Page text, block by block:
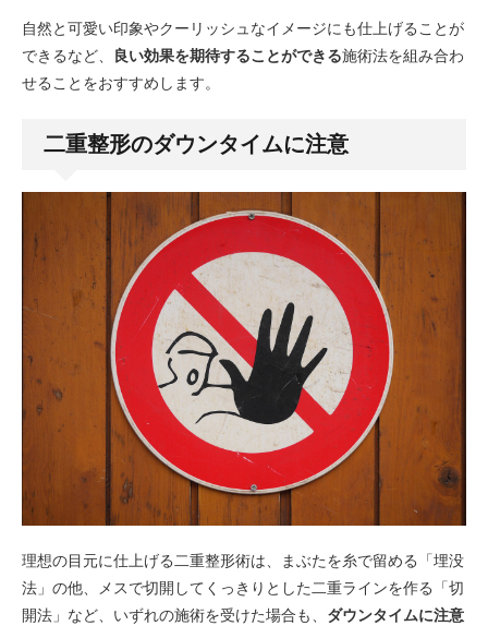
自然と可愛い印象やクーリッシュなイメージにも仕上げることが
できるなど、
良い効果を期待することができる施術法を組み合わ
せることをおすすめします。
二重整形のダウンタイムに注意
理想の目元に仕上げる二重整形術は、まぶたを糸で留める「埋没
法」の他、メスで切開してくっきりとした二重ラインを作る「切
開法」など、いずれの施術を受けた場合も、 ダウンタイムに注意